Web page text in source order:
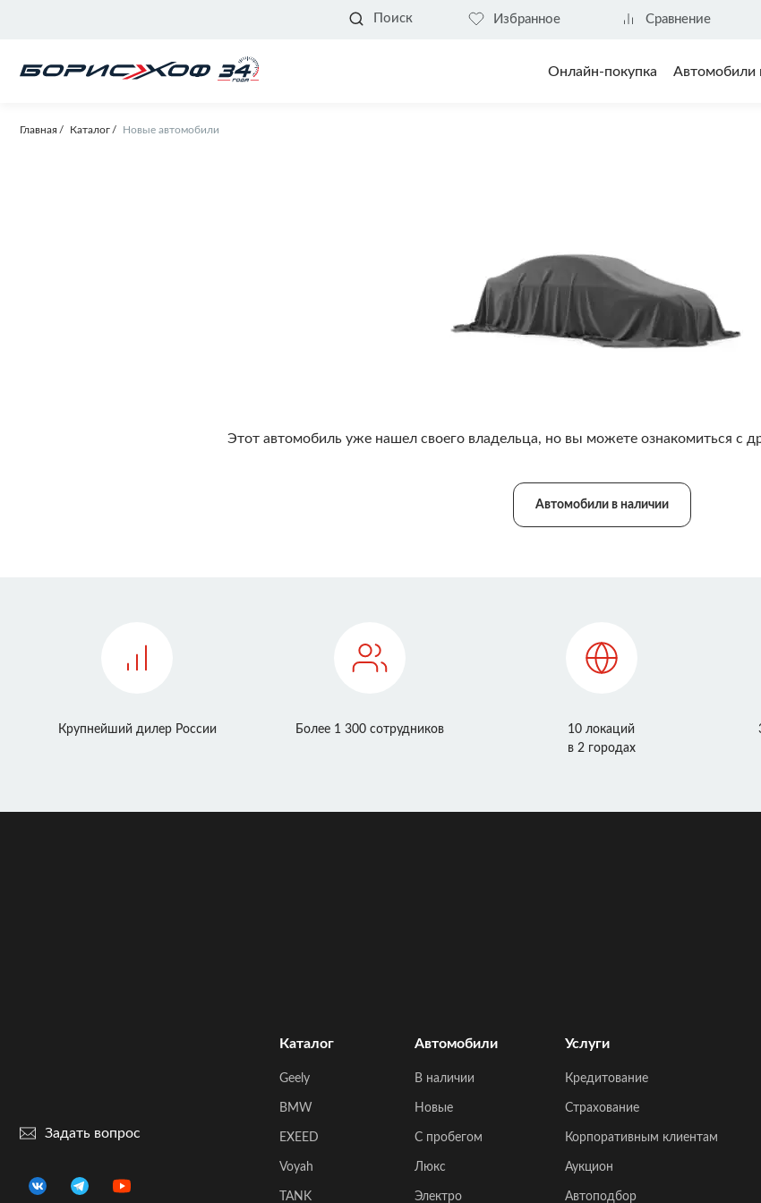
Поиск Избранное Сравнение
Онлайн-покупка Автомобили
Главная Каталог Новые автомобили
Этот автомобиль уже нашел своего владельца, но вы можете ознакомиться с
Автомобили в наличии
Крупнейший дилер России Более 1 300 сотрудников
10 локаций
в 2 городах
Каталог
Geely
BMW
EXEED
Voyah
TANK
Автомобили
В наличии
Новые
C пробегом
Люкс
Электро
Услуги
Кредитование
Страхование
Корпоративным клиентам
Аукцион
Автоподбор
Задать вопрос